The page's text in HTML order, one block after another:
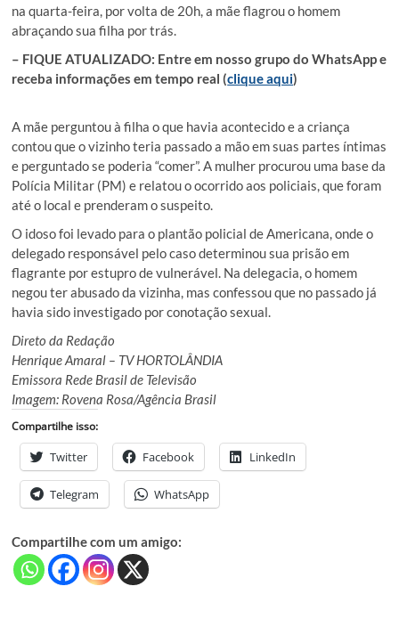
na quarta-feira, por volta de 20h, a mãe flagrou o homem
abraçando sua filha por trás.
– FIQUE ATUALIZADO: Entre em nosso grupo do WhatsApp e
receba informações em tempo real (clique aqui)
A mãe perguntou à filha o que havia acontecido e a criança
contou que o vizinho teria passado a mão em suas partes íntimas
e perguntado se poderia “comer”. A mulher procurou uma base da
Polícia Militar (PM) e relatou o ocorrido aos policiais, que foram
até o local e prenderam o suspeito.
O idoso foi levado para o plantão policial de Americana, onde o
delegado responsável pelo caso determinou sua prisão em
flagrante por estupro de vulnerável. Na delegacia, o homem
negou ter abusado da vizinha, mas confessou que no passado já
havia sido investigado por conotação sexual.
Direto da Redação
Henrique Amaral – TV HORTOLÂNDIA
Emissora Rede Brasil de Televisão
Imagem: Rovena Rosa/Agência Brasil
Compartilhe isso:
Twitter Facebook LinkedIn
Telegram WhatsApp
Compartilhe com um amigo: